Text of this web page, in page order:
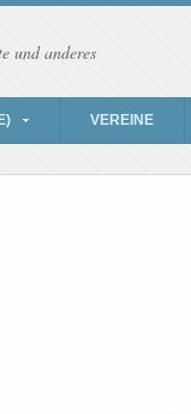
und anderes
VEREINE